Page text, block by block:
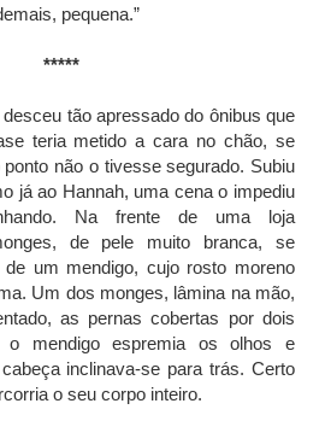
pequena.”
*****
tão apressado do ônibus que
teria metido a cara no chão, se
não o tivesse segurado. Subiu
já ao Hannah, uma cena o impediu
Na frente de uma loja
de pele muito branca, se
um mendigo, cujo rosto moreno
Um dos monges, lâmina na mão,
as pernas cobertas por dois
o mendigo espremia os olhos e
inclinava-se para trás. Certo
o seu corpo inteiro.